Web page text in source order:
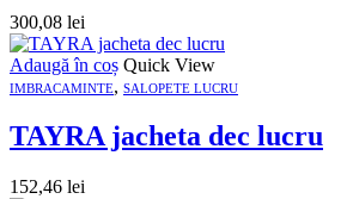
300,08 lei
Adaugă în coș Quick View
IMBRACAMINTE, SALOPETE LUCRU
TAYRA jacheta dec lucru
152,46 lei